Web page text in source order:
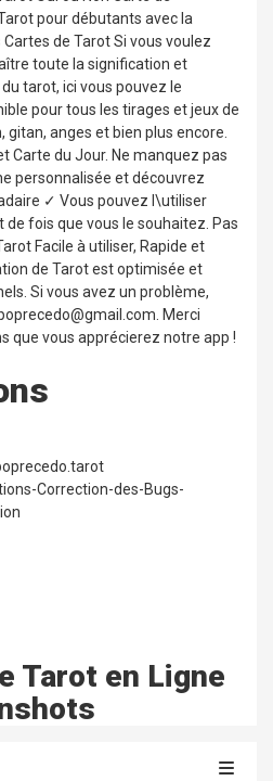
pour débutants avec la
de Tarot Si vous voulez
toute la signification et
tarot, ici vous pouvez le
pour tous les tirages et jeux de
anges et bien plus encore.
Carte du Jour. Ne manquez pas
personnalisée et découvrez
✓ Vous pouvez l\utiliser
fois que vous le souhaitez. Pas
Facile à utiliser, Rapide et
de Tarot est optimisée et
Si vous avez un problème,
Merci
que vous apprécierez notre app !
Correction-des-Bugs-
Tarot en Ligne